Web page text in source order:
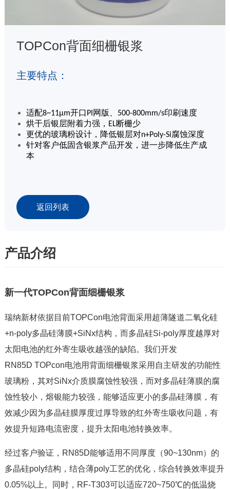
TOPCon背面细栅银浆
主要特点：
适配8~11μm开口 PI 网版、 500-800mm/s印刷速度
烘干后银层附着力强， EL断栅少
更优的玻璃粉设计，降低银层对n+Poly-Si腐蚀深度
针对客户低固含银浆产品开发，进一步降低生产成
本
返回列表
产品介绍
新一代TOPCon背面细栅银浆
瑞纳新材依据目前TOPCon电池背面采用超薄隧道二氧化硅
+n-poly多晶硅薄膜+SiNx结构，而多晶硅Si-poly厚度越厚对
太阳电池的红外寄生吸收越强的缺陷。我们开发
RN85D TOPcon电池用背面细栅银浆采用自主研发的功能性
玻璃粉，其对SiNx介质膜腐蚀性较强，而对多晶硅薄膜的腐
蚀性较小，熔银能力较强，能够适应更小的多晶硅薄膜，有
效减少因为多晶硅膜厚度过厚导致的红外寄生吸收问题，有
效提升短路电流密度，提升太阳电池转换效率。
经过客户验证，RN85D能够适用不同厚度（90~130nm）的
多晶硅poly结构，结合薄poly工艺的优化，综合转换效率提升
0.05%以上。同时，RF-T303可以适应720~750℃的低温烧